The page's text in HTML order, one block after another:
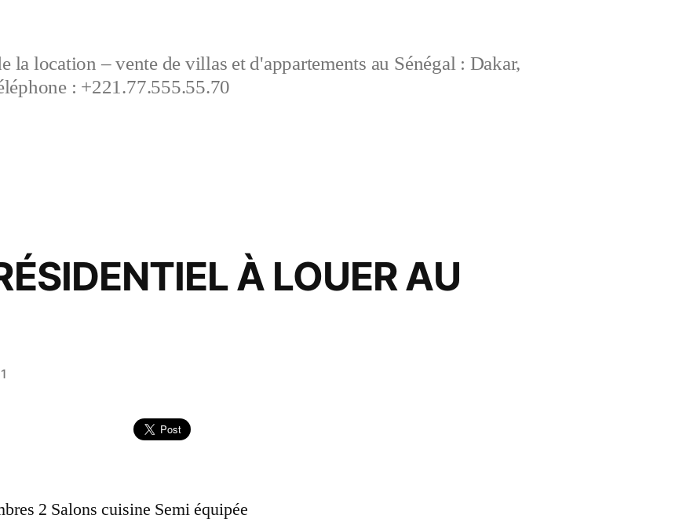
la location – vente de villas et d'appartements au Sénégal : Dakar,
: +221.77.555.55.70
À LOUER AU
2 Salons cuisine Semi équipée